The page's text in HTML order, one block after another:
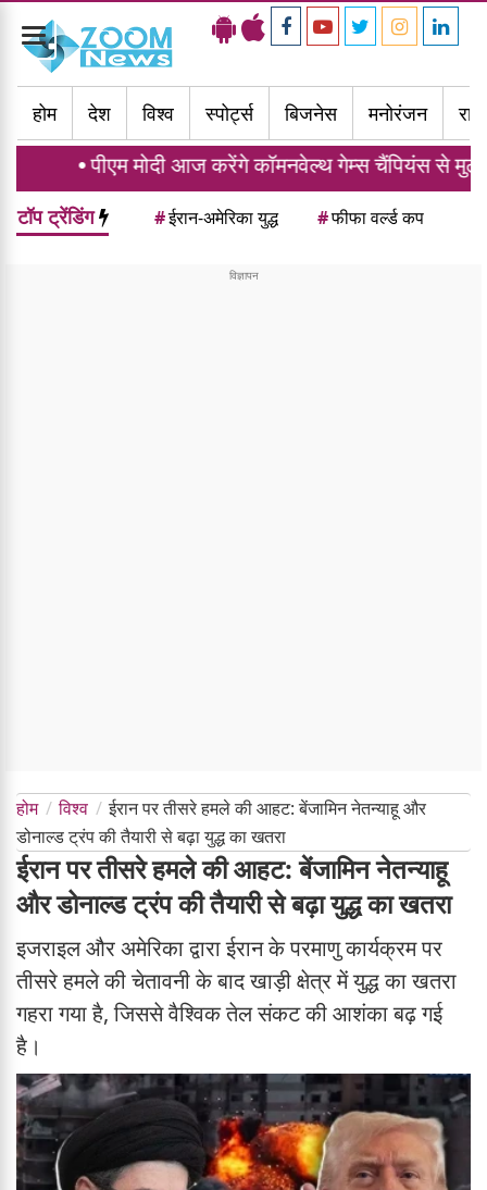
Toggle
navigation
होम
देश विश्व स्पोर्ट्स बिजनेस मनोरंजन
मोदी आज करेंगे कॉमनवेल्थ गेम्स चैंपियंस से मुलाकात, भारत ने
टॉप ट्रेंडिंग #ईरान-अमेरिका युद्ध #फीफा वर्ल्ड कप
होम विश्व
ईरान पर तीसरे हमले की आहट: बेंजामिन नेतन्याहू और
डोनाल्ड ट्रंप की तैयारी से बढ़ा युद्ध का खतरा
ईरान पर तीसरे हमले की आहट: बेंजामिन नेतन्याहू
और डोनाल्ड ट्रंप की तैयारी से बढ़ा युद्ध का खतरा
इजराइल और अमेरिका द्वारा ईरान के परमाणु कार्यक्रम पर
तीसरे हमले की चेतावनी के बाद खाड़ी क्षेत्र में युद्ध का खतरा
गहरा गया है, जिससे वैश्विक तेल संकट की आशंका बढ़ गई
है।